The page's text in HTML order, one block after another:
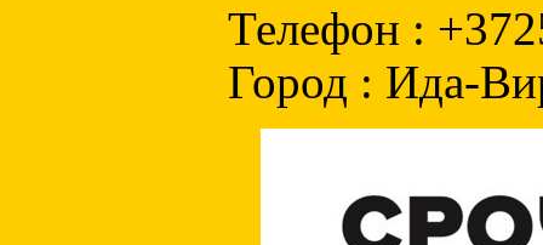
Телефон :
Город : Ида-